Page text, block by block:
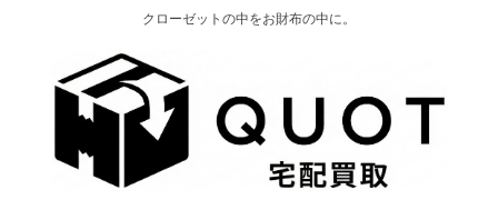
クローゼットの中をお財布の中に。